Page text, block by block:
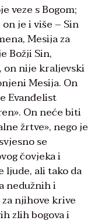
veze s Bogom;
je i više – Sin
Mesija za
Božji Sin,
on nije kraljevski
Mesija. On
Evanđelist
On neće biti
žrtve», nego je
se
čovjeka i
ljude, ali tako da
nedužnih i
njihove krive
zlih bogova i